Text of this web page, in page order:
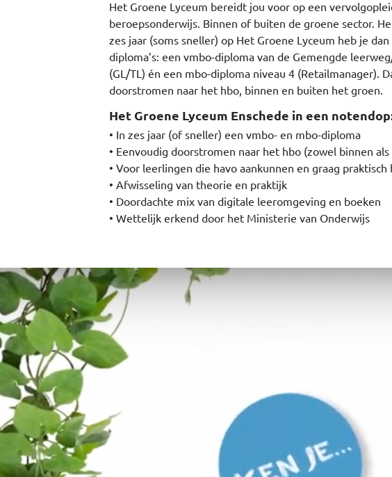
Het Groene Lyceum bereidt jou voor op een
beroepsonderwijs. Binnen of buiten de groene sector.
zes jaar (soms sneller) op Het Groene Lyceum heb je
diploma’s: een vmbo-diploma van de Gemengde
(GL/TL) én een mbo-diploma niveau 4 (Retailmanager).
doorstromen naar het hbo, binnen en buiten het groen.
Het Groene Lyceum Enschede in een
• In zes jaar (of sneller) een vmbo- en mbo-diploma
• Eenvoudig doorstromen naar het hbo (zowel binnen
• Voor leerlingen die havo aankunnen en graag praktisch
• Afwisseling van theorie en praktijk
• Doordachte mix van digitale leeromgeving en boeken
• Wettelijk erkend door het Ministerie van Onderwijs